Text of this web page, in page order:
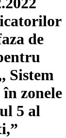
de
Sistem
zonele
5 al